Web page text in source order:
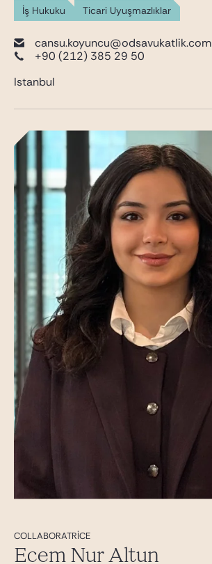
İş Hukuku Ticari Uyuşmazlıklar
cansu.koyuncu@odsavukatlik.com
+90 (212) 385 29 50
Istanbul
COLLABORATRICE
Ecem Nur Altun